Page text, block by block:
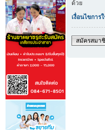
ด้วย
เงื่อนไขการ
สมัครสมา